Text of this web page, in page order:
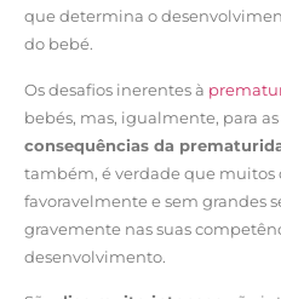
que determina o
do bebé.
Os desafios inerentes à
bebés, mas, igualmente, para
consequências da
também, é verdade que muitos
favoravelmente e sem grandes
gravemente nas suas
desenvolvimento.